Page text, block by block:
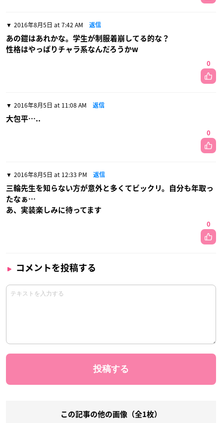
2016年8月5日 at 7:42 AM 返信
あの鎧はあれかな。学生が制服着崩してる的な？
性格はやっぱりチャラ系なんだろうかw
0
2016年8月5日 at 11:08 AM 返信
大包平…..
0
2016年8月5日 at 12:33 PM 返信
三輪先生を知らない方が意外と多くてビックリ。自分も年取っ
たなぁ…
あ、実装楽しみに待ってます
0
コメントを投稿する
この記事の他の画像（全1枚）